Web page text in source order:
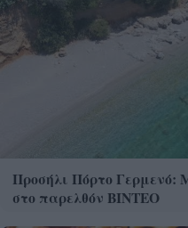
Προσήλι Πόρτο Γερμενό:
στο παρελθόν ΒΙΝΤΕΟ